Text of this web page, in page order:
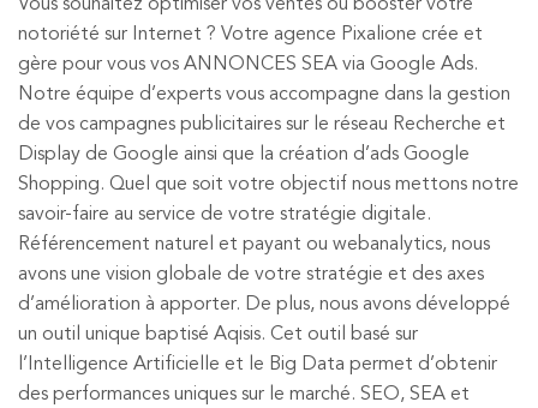
Vous souhaitez optimiser vos ventes ou booster votre
notoriété sur Internet ? Votre agence Pixalione crée et
gère pour vous vos ANNONCES SEA via Google Ads.
Notre équipe d’experts vous accompagne dans la gestion
de vos campagnes publicitaires sur le réseau Recherche et
Display de Google ainsi que la création d’ads Google
Shopping. Quel que soit votre objectif nous mettons notre
savoir-faire au service de votre stratégie digitale.
Référencement naturel et payant ou webanalytics, nous
avons une vision globale de votre stratégie et des axes
d’amélioration à apporter. De plus, nous avons développé
un outil unique baptisé Aqisis. Cet outil basé sur
l’Intelligence Artificielle et le Big Data permet d’obtenir
des performances uniques sur le marché. SEO, SEA et